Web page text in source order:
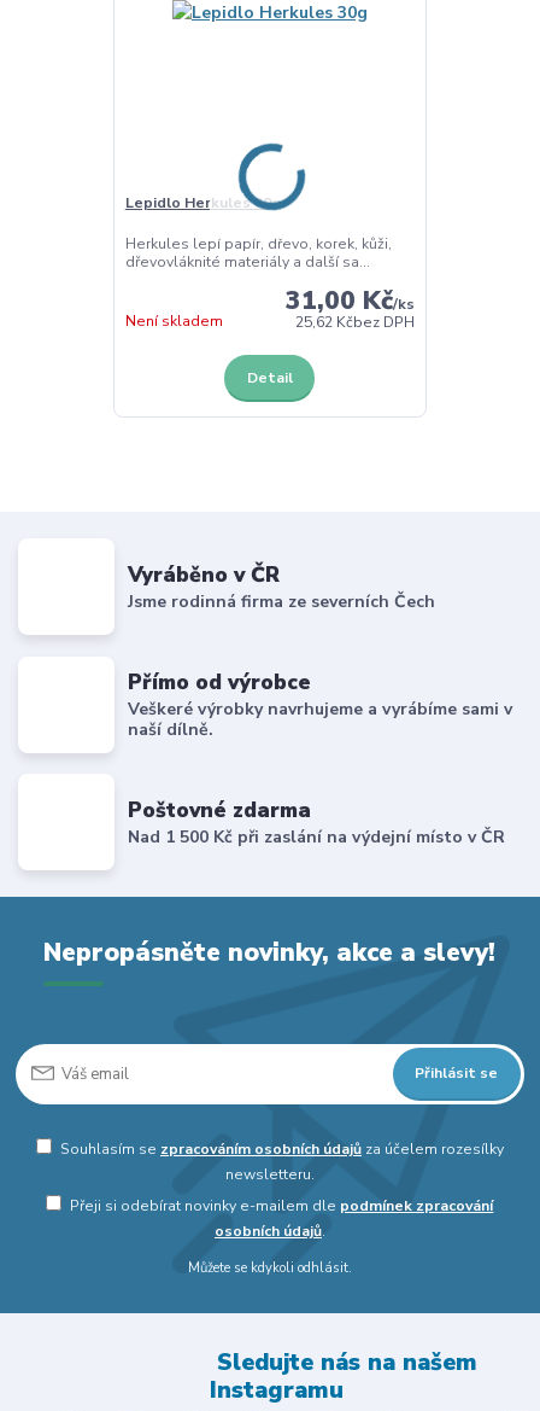
Lepidlo Herkules 30g
Herkules lepí papír, dřevo, korek, kůži,
dřevovláknité materiály a další sa...
31,00 Kč/ks
25,62 Kčbez DPH
Není skladem
Detail
Vyráběno v ČR
Jsme rodinná firma ze severních Čech
Přímo od výrobce
Veškeré výrobky navrhujeme a vyrábíme sami v
naší dílně.
Poštovné zdarma
Nad 1 500 Kč při zaslání na výdejní místo v ČR
Nepropásněte novinky, akce a slevy!
Přihlásit se
Souhlasím se zpracováním osobních údajůza účelem rozesílky
newsletteru.
Přeji si odebírat novinky e-mailem dle podmínek zpracování
osobních údajů.
Můžete se kdykoli odhlásit.
Sledujte nás na našem
Instagramu